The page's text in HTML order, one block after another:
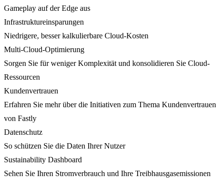
Gameplay auf der Edge aus
Infrastruktureinsparungen
Niedrigere, besser kalkulierbare Cloud-Kosten
Multi-Cloud-Optimierung
Sorgen Sie für weniger Komplexität und konsolidieren Sie Cloud-
Ressourcen
Kundenvertrauen
Erfahren Sie mehr über die Initiativen zum Thema Kundenvertrauen
von Fastly
Datenschutz
So schützen Sie die Daten Ihrer Nutzer
Sustainability Dashboard
Sehen Sie Ihren Stromverbrauch und Ihre Treibhausgasemissionen